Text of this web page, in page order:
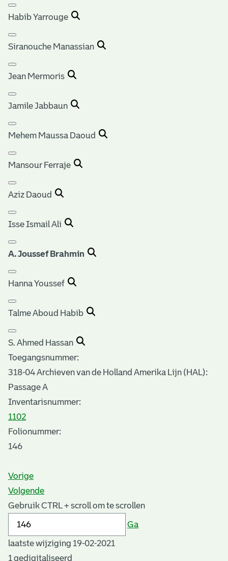
Habib Yarrouge
Siranouche Manassian
Jean Mermoris
Jamile Jabbaun
Mehem Maussa Daoud
Mansour Ferraje
Aziz Daoud
Isse Ismail Ali
A. Joussef Brahmin
Hanna Youssef
Talme Aboud Habib
S. Ahmed Hassan
Toegangsnummer:
318-04 Archieven van de Holland Amerika Lijn (HAL):
Passage A
Inventarisnummer:
1102
Folionummer:
146
Vorige
Volgende
Gebruik CTRL + scroll om te scrollen
Ga
laatste wijziging 19-02-2021
1 gedigitaliseerd